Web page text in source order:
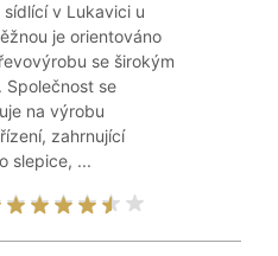
v Lukavici u
je orientováno
se širokým
Společnost se
na výrobu
zahrnující
slepice, ...